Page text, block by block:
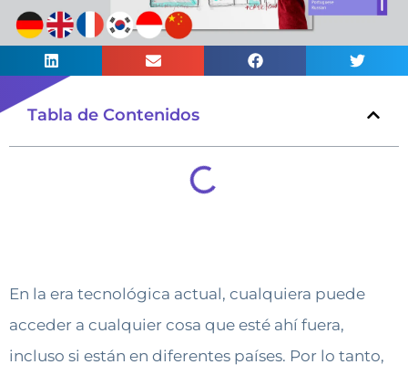
Tabla de Contenidos
En la era tecnológica actual, cualquiera puede
acceder a cualquier cosa que esté ahí fuera,
incluso si están en diferentes países. Por lo tanto,